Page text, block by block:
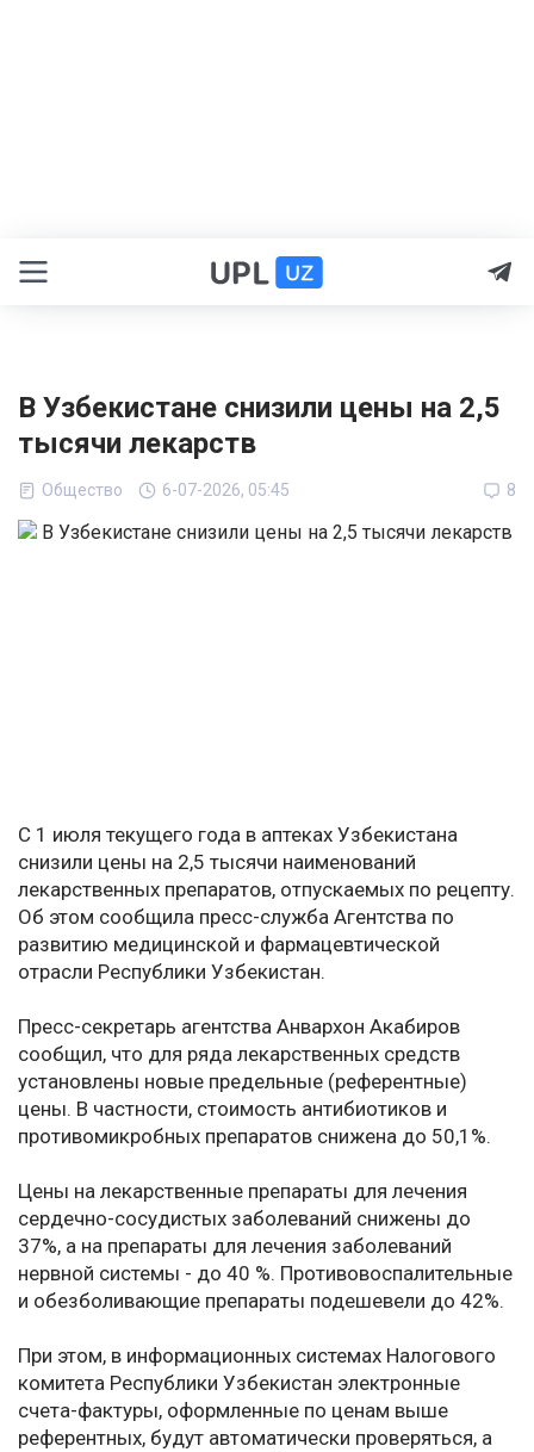
В Узбекистане снизили цены на 2,5
тысячи лекарств
Общество 6-07-2026, 05:45 8
С 1 июля текущего года в аптеках Узбекистана
снизили цены на 2,5 тысячи наименований
лекарственных препаратов, отпускаемых по рецепту.
Об этом сообщила пресс-служба Агентства по
развитию медицинской и фармацевтической
отрасли Республики Узбекистан.
Пресс-секретарь агентства Анвархон Акабиров
сообщил, что для ряда лекарственных средств
установлены новые предельные (референтные)
цены. В частности, стоимость антибиотиков и
противомикробных препаратов снижена до 50,1%.
Цены на лекарственные препараты для лечения
сердечно-сосудистых заболеваний снижены до
37%, а на препараты для лечения заболеваний
нервной системы - до 40 %. Противовоспалительные
и обезболивающие препараты подешевели до 42%.
При этом, в информационных системах Налогового
комитета Республики Узбекистан электронные
счета-фактуры, оформленные по ценам выше
референтных, будут автоматически проверяться, а